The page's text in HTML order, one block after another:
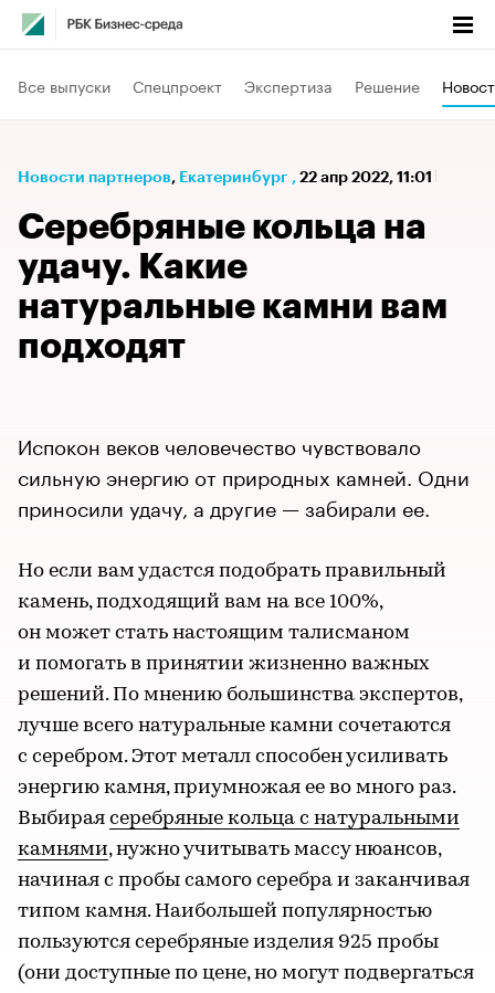
Все выпуски Спецпроект Экспертиза Решение
Новости партнеров⁠, Екатеринбург , 22 апр 2022, 11:01
Серебряные кольца на
удачу. Какие
натуральные камни вам
подходят
Испокон веков человечество чувствовало
сильную энергию от природных камней. Одни
приносили удачу, а другие — забирали ее.
Но если вам удастся подобрать правильный
камень, подходящий вам на все 100%,
он может стать настоящим талисманом
и помогать в принятии жизненно важных
решений. По мнению большинства экспертов,
лучше всего натуральные камни сочетаются
с серебром. Этот металл способен усиливать
энергию камня, приумножая ее во много раз.
Выбирая серебряные кольца с натуральными
камнями, нужно учитывать массу нюансов,
начиная с пробы самого серебра и заканчивая
типом камня. Наибольшей популярностью
пользуются серебряные изделия 925 пробы
(они доступные по цене, но могут подвергаться